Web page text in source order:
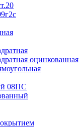
оцинкованная
08ПС